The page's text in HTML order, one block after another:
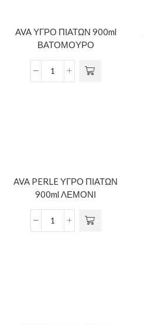
AVA ΥΓΡΟ ΠΙΑΤΩΝ 900ml
ΒΑΤΟΜΟΥΡΟ
AVA PERLE ΥΓΡΟ ΠΙΑΤΩΝ
900ml ΛΕΜΟΝΙ